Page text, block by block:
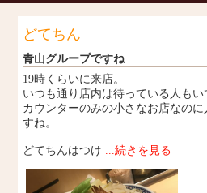
どてちん
青山グループですね
19時くらいに来店。
いつも通り店内は待っている人もい
カウンターのみの小さなお店なの
すね。
どてちんはつけ ...続きを見る